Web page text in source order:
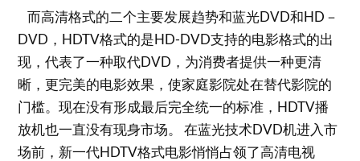
而高清格式的二个主要发展趋势和蓝光DVD和HD－
DVD，HDTV格式的是HD-DVD支持的电影格式的出
现，代表了一种取代DVD，为消费者提供一种更清
晰，更完美的电影效果，使家庭影院处在替代影院的
门槛。现在没有形成最后完全统一的标准，HDTV播
放机也一直没有现身市场。 在蓝光技术DVD机进入市
场前，新一代HDTV格式电影悄悄占领了高清电视